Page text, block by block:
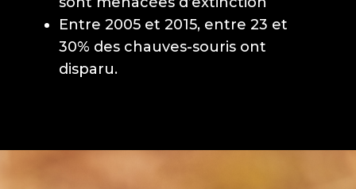
Entre 2005 et 2015, entre 23 et
30% des chauves-souris ont
disparu.